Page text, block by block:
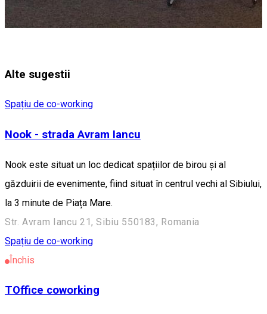
Alte sugestii
Spațiu de co-working
Nook - strada Avram Iancu
Nook este situat un loc dedicat spațiilor de birou și al
găzduirii de evenimente, fiind situat în centrul vechi al Sibiului,
la 3 minute de Piața Mare.
Str. Avram Iancu 21, Sibiu 550183, Romania
Spațiu de co-working
Închis
TOffice coworking